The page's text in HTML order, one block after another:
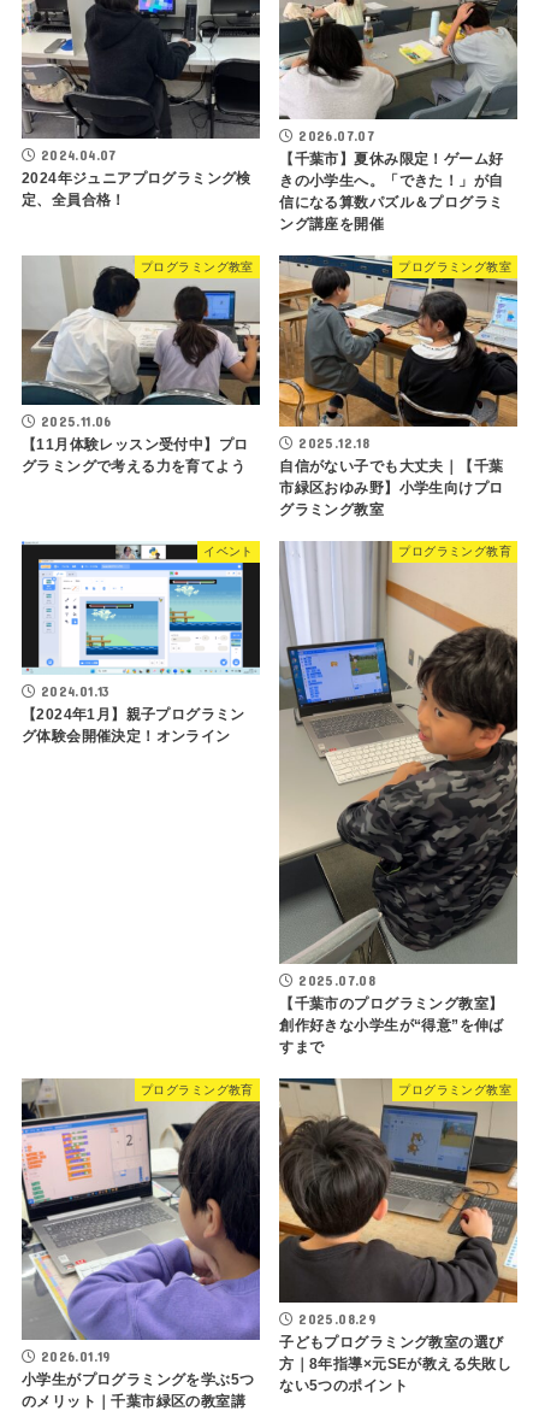
2024.04.07
2024年ジュニアプログラミング検
定、全員合格！
2026.07.07
【千葉市】夏休み限定！ゲーム好
きの小学生へ。「できた！」が自
信になる算数パズル＆プログラミ
ング講座を開催
プログラミング教室
2025.11.06
【11月体験レッスン受付中】プロ
グラミングで考える力を育てよう
プログラミング教室
2025.12.18
自信がない子でも大丈夫｜【千葉
市緑区おゆみ野】小学生向けプロ
グラミング教室
イベント
2024.01.13
【2024年1月】親子プログラミン
グ体験会開催決定！オンライン
プログラミング教育
2025.07.08
【千葉市のプログラミング教室】
創作好きな小学生が“得意”を伸ば
すまで
プログラミング教育
2026.01.19
小学生がプログラミングを学ぶ5つ
のメリット｜千葉市緑区の教室講
プログラミング教室
2025.08.29
子どもプログラミング教室の選び
方｜8年指導×元SEが教える失敗し
ない5つのポイント